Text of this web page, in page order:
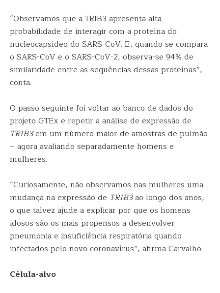
“Observamos que a TRIB3 apresenta alta
probabilidade de interagir com a proteína do
nucleocapsídeo do SARS-CoV. E, quando se compara
o SARS-CoV e o SARS-CoV-2, observa-se 94% de
similaridade entre as sequências dessas proteínas”,
conta.
O passo seguinte foi voltar ao banco de dados do
projeto GTEx e repetir a análise de expressão de
TRIB3em um número maior de amostras de pulmão
– agora avaliando separadamente homens e
mulheres.
“Curiosamente, não observamos nas mulheres uma
mudança na expressão de TRIB3ao longo dos anos,
o que talvez ajude a explicar por que os homens
idosos são os mais propensos a desenvolver
pneumonia e insuficiência respiratória quando
infectados pelo novo coronavírus”, afirma Carvalho.
Célula-alvo